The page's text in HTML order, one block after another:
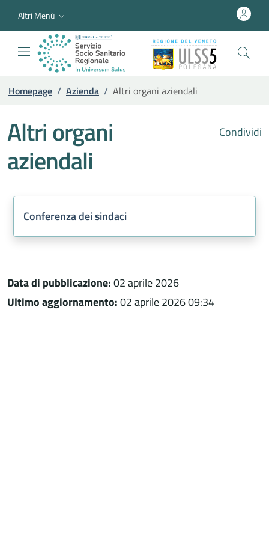
Altri Menù
Homepage / Azienda / Altri organi aziendali
Condividi
Altri organi
aziendali
Conferenza dei sindaci
Data di pubblicazione:02 aprile 2026
Ultimo aggiornamento:02 aprile 2026 09:34